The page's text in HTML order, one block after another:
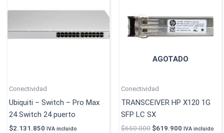
Conectividad
Ubiquiti – Switch – Pro Max
24 Switch 24 puerto
$2.131.850 IVA incluido
AGOTADO
Conectividad
TRANSCEIVER HP X120 1G
SFP LC SX
$650.000 $619.900 IVA incluido